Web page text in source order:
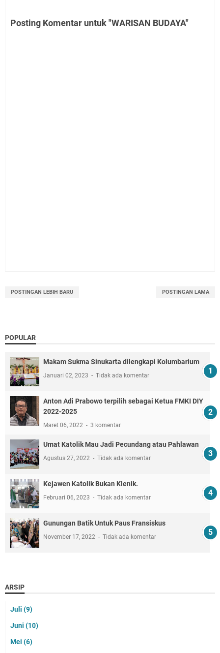
Posting Komentar untuk "WARISAN BUDAYA"
POSTINGAN LEBIH BARU POSTINGAN LAMA
POPULAR
Makam Sukma Sinukarta dilengkapi Kolumbarium
Januari 02, 2023 Tidak ada komentar
Anton Adi Prabowo terpilih sebagai Ketua FMKI DIY
2022-2025
Maret 06, 2022 3 komentar
Umat Katolik Mau Jadi Pecundang atau Pahlawan
Agustus 27, 2022 Tidak ada komentar
Kejawen Katolik Bukan Klenik.
Februari 06, 2023 Tidak ada komentar
Gunungan Batik Untuk Paus Fransiskus
November 17, 2022 Tidak ada komentar
ARSIP
Juli (9)
Juni (10)
Mei (6)